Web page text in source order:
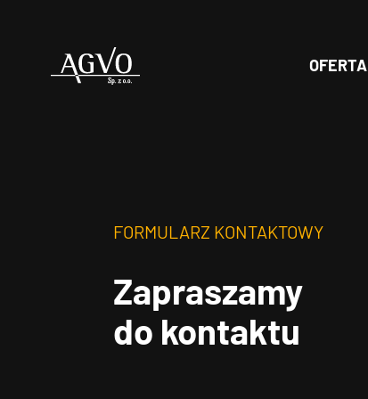
Header
OFERTA
FORMULARZ KONTAKTOWY
Zapraszamy
do kontaktu